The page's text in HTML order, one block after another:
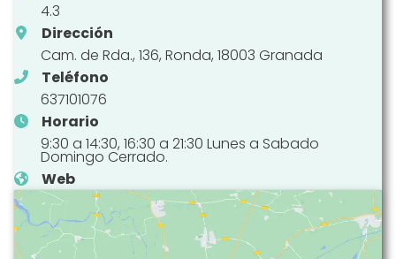
4.3
Dirección
Cam. de Rda., 136, Ronda, 18003 Granada
Teléfono
637101076
Horario
9:30 a 14:30, 16:30 a 21:30 Lunes a Sabado
Domingo Cerrado.
Web